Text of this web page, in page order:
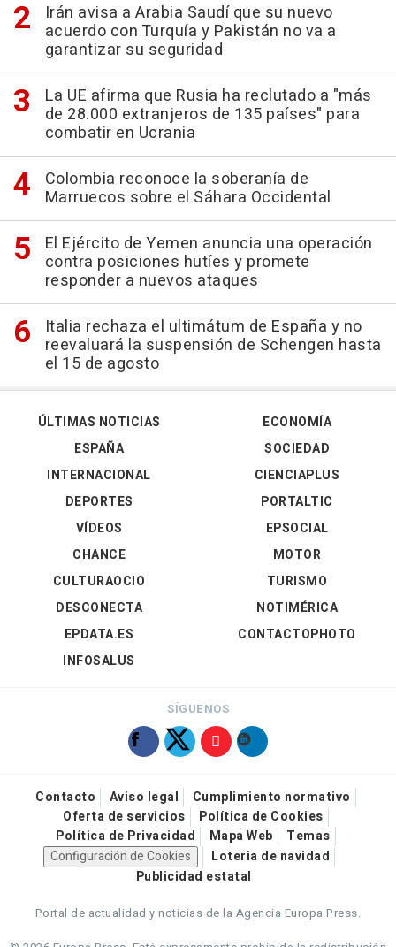
Irán avisa a Arabia Saudí que su nuevo
acuerdo con Turquía y Pakistán no va a
garantizar su seguridad
La UE afirma que Rusia ha reclutado a "más
de 28.000 extranjeros de 135 países" para
combatir en Ucrania
Colombia reconoce la soberanía de
Marruecos sobre el Sáhara Occidental
El Ejército de Yemen anuncia una operación
contra posiciones hutíes y promete
responder a nuevos ataques
Italia rechaza el ultimátum de España y no
reevaluará la suspensión de Schengen hasta
el 15 de agosto
ÚLTIMAS NOTICIAS
ESPAÑA
INTERNACIONAL
DEPORTES
VÍDEOS
ECONOMÍA
SOCIEDAD
CIENCIAPLUS
PORTALTIC
EPSOCIAL
CHANCE
CULTURAOCIO
DESCONECTA
EPDATA.ES
INFOSALUS
MOTOR
TURISMO
NOTIMÉRICA
CONTACTOPHOTO
SÍGUENOS
Contacto Aviso legal
Cumplimiento normativo
Oferta de servicios
Política de Cookies
Política de Privacidad
Mapa Web
Temas
Configuración de Cookies
Loteria de navidad
Publicidad estatal
Portal de actualidad y noticias de la Agencia Europa Press.